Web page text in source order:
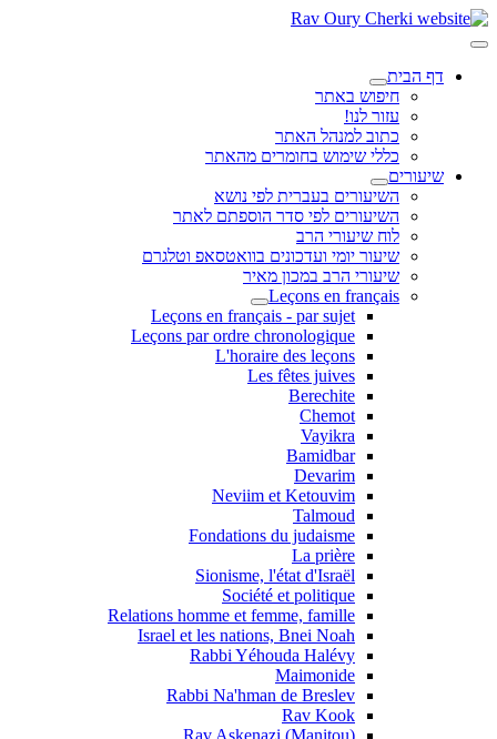
דף הבית
חיפוש באתר
עזור לנו!
כתוב למנהל האתר
כללי שימוש בחומרים מהאתר
שיעורים
השיעורים בעברית לפי נושא
השיעורים לפי סדר הוספתם לאתר
לוח שיעורי הרב
שיעור יומי ועדכונים בוואטסאפ וטלגרם
שיעורי הרב במכון מאיר
Leçons en français
Leçons en français - par sujet
Leçons par ordre chronologique
L'horaire des leçons
Les fêtes juives
Berechite
Chemot
Vayikra
Bamidbar
Devarim
Neviim et Ketouvim
Talmoud
Fondations du judaisme
La prière
Sionisme, l'état d'Israël
Société et politique
Relations homme et femme, famille
Israel et les nations, Bnei Noah
Rabbi Yéhouda Halévy
Maimonide
Rabbi Na'hman de Breslev
Rav Kook
(Rav Askenazi (Manitou